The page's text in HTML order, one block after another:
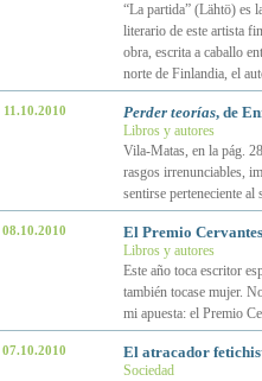
“La partida” (Lähtö) es
literario de este artista
obra, escrita a caballo
norte de Finlandia, el
11.10.2010 Perder teorías, de
Libros y autores
Vila-Matas, en la pág.
rasgos irrenunciables,
sentirse perteneciente
08.10.2010 El Premio
Libros y autores
Este año toca escritor
también tocase mujer.
mi apuesta: el Premio
07.10.2010 El atracador
Sociedad